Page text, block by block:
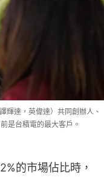
輝達，英偉達）共同創辦人、
是台積電的最大客戶。
的市場佔比時，